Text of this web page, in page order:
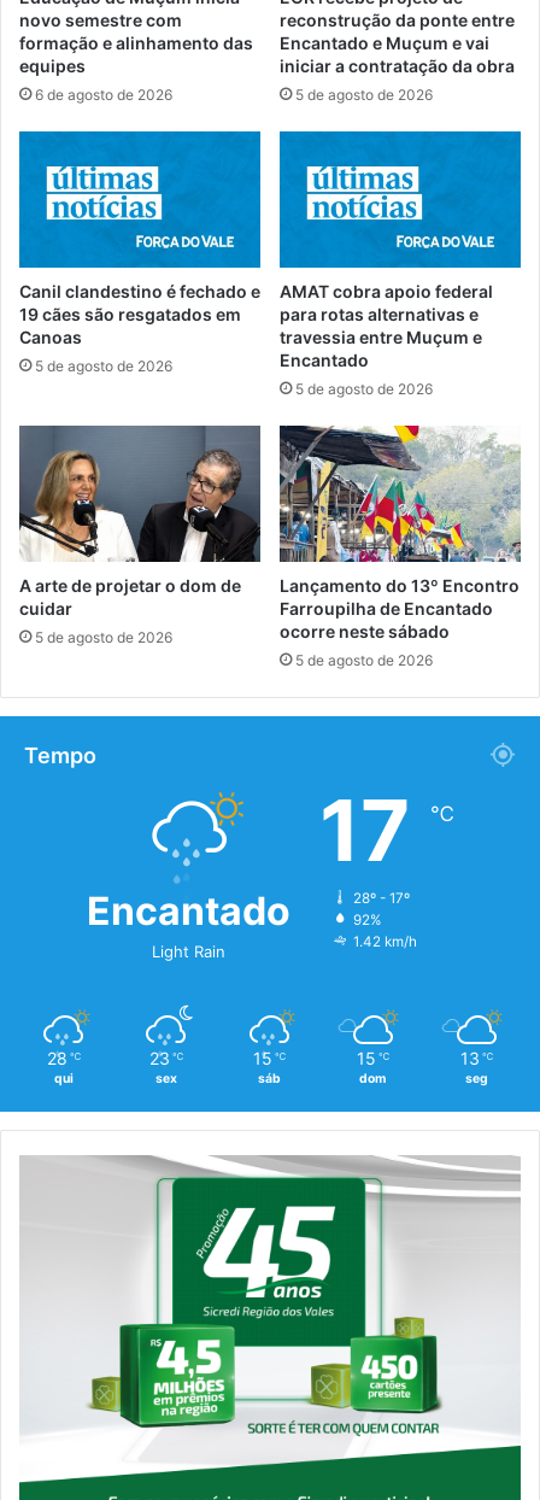
novo semestre com
formação e alinhamento das
equipes
6 de agosto de 2026
reconstrução da ponte entre
Encantado e Muçum e vai
iniciar a contratação da obra
5 de agosto de 2026
Canil clandestino é fechado e
19 cães são resgatados em
Canoas
5 de agosto de 2026
AMAT cobra apoio federal
para rotas alternativas e
travessia entre Muçum e
Encantado
5 de agosto de 2026
A arte de projetar o dom de
cuidar
5 de agosto de 2026
Lançamento do 13º Encontro
Farroupilha de Encantado
ocorre neste sábado
5 de agosto de 2026
Tempo
Encantado
Light Rain
17 ℃
28º - 17º
92%
1.42 km/h
28 ℃
qui
23 ℃
sex
15 ℃
sáb
15 ℃
dom
13 ℃
seg